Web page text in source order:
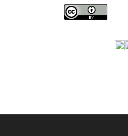
Attribution 4.0 International